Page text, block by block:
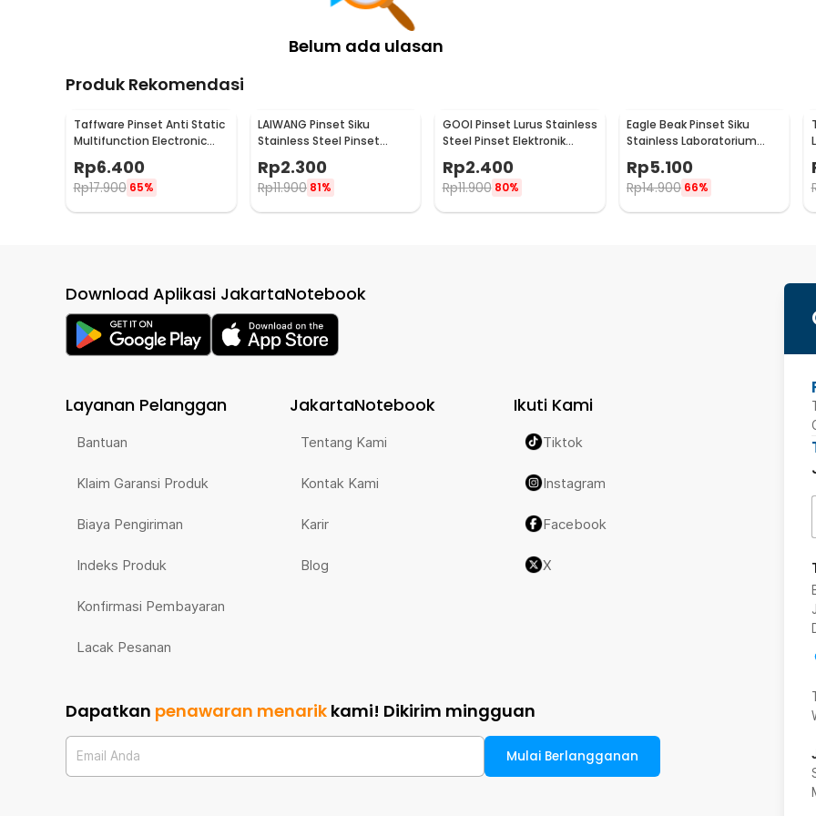
Belum ada ulasan
Produk Rekomendasi
Taffware Pinset Anti Static
Multifunction Electronic
Tweezers 3 PCS - TS-9803
Rp6.400
Rp17.900 65%
LAIWANG Pinset Siku
Stainless Steel Pinset
Elektronik Presisi 11cm - TS-
15
Rp2.300
Rp11.900 81%
GOOI Pinset Lurus Stainless
Steel Pinset Elektronik
Rp2.400
Rp11.900 80%
Eagle Beak Pinset Siku
Stainless Laboratorium
ESD-15
Rp5.100
Rp14.900 66%
Download Aplikasi JakartaNotebook
Layanan Pelanggan
Bantuan
Klaim Garansi Produk
Biaya Pengiriman
Indeks Produk
Konfirmasi Pembayaran
Lacak Pesanan
JakartaNotebook
Tentang Kami
Kontak Kami
Karir
Blog
Ikuti Kami
Tiktok
Instagram
Facebook
X
Dapatkan penawaran menarik kami! Dikirim mingguan
Email Anda Mulai Berlangganan